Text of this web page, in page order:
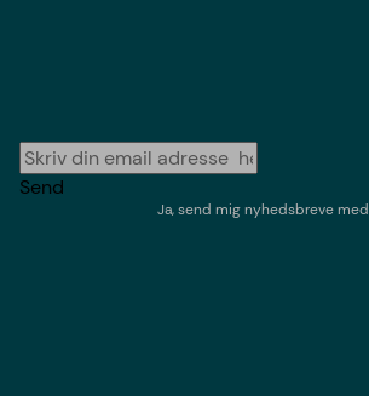
Send
Ja, send mig nyhedsbreve med